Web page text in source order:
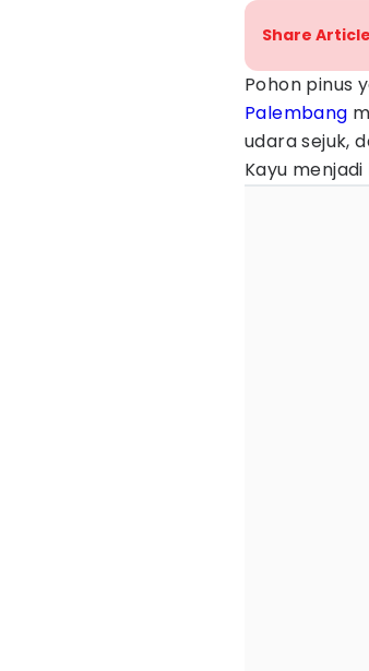
Share Article
Pohon pinus
Palembang
udara sejuk,
Kayu